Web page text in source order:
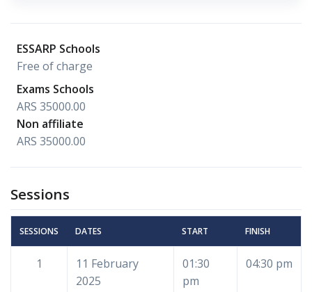
ESSARP Schools
Free of charge
Exams Schools
ARS 35000.00
Non affiliate
ARS 35000.00
Sessions
SESSIONS DATES START FINISH
1
11 February
2025
01:30
pm
04:30 pm